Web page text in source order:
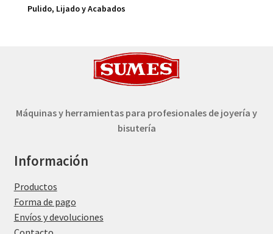
Pulido, Lijado y Acabados
Máquinas y herramientas para profesionales de joyería y
bisutería
Información
Productos
Forma de pago
Envíos y devoluciones